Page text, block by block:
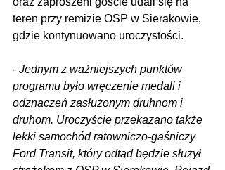
teren przy remizie OSP w Sierakowie,
gdzie kontynuowano uroczystości.
- Jednym z ważniejszych punktów
programu było wręczenie medali i
odznaczeń zasłużonym druhnom i
druhom. Uroczyście przekazano także
lekki samochód ratowniczo-gaśniczy
Ford Transit, który odtąd będzie służył